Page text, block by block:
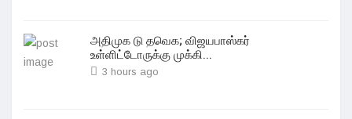
அதிமுக டு தவெக; விஜயபாஸ்கர்
உள்ளிட்டோருக்கு முக்கி...
3 hours ago